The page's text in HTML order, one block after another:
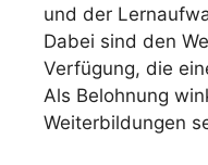
und der
Dabei sind den
Verfügung, die
Als Belohnung
Weiterbildungen